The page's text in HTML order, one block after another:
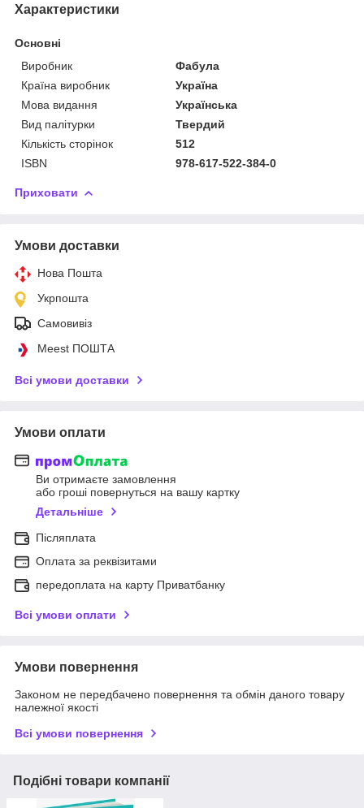
Характеристики
Основні
Виробник
Фабула
Країна виробник
Україна
Мова видання
Українська
Вид палітурки
Твердий
Кількість сторінок
512
ISBN
978-617-522-384-0
Приховати
Умови доставки
Нова Пошта
Укрпошта
Самовивіз
Meest ПОШТА
Всі умови доставки
Умови оплати
Ви отримаєте замовлення
або гроші повернуться на вашу картку
Детальніше
Післяплата
Оплата за реквізитами
передоплата на карту Приватбанку
Всі умови оплати
Умови повернення
Законом не передбачено повернення та обмін даного товару
належної якості
Всі умови повернення
Подібні товари компанії